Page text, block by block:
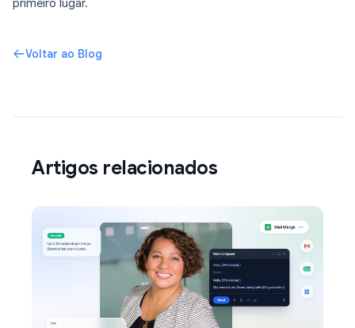
primeiro lugar.
Voltar ao Blog
Artigos relacionados